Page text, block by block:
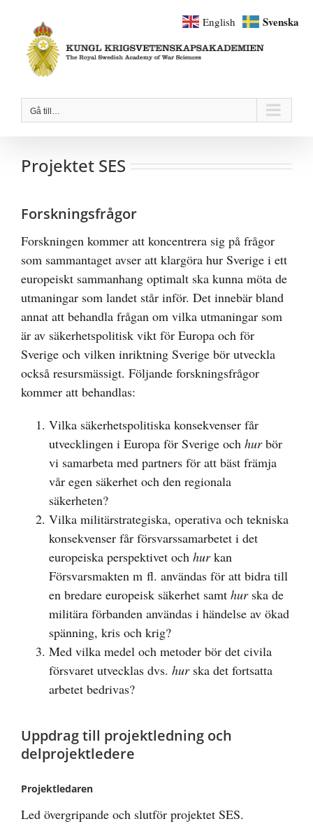
innehållet
Gå till…
Projektet SES
Forskningsfrågor
Forskningen kommer att koncentrera sig på frågor
som sammantaget avser att klargöra hur Sverige i ett
europeiskt sammanhang optimalt ska kunna möta de
utmaningar som landet står inför. Det innebär bland
annat att behandla frågan om vilka utmaningar som
är av säkerhetspolitisk vikt för Europa och för
Sverige och vilken inriktning Sverige bör utveckla
också resursmässigt. Följande forskningsfrågor
kommer att behandlas:
Vilka säkerhetspolitiska konsekvenser får
utvecklingen i Europa för Sverige och hurbör
vi samarbeta med partners för att bäst främja
vår egen säkerhet och den regionala
säkerheten?
Vilka militärstrategiska, operativa och tekniska
konsekvenser får försvarssamarbetet i det
europeiska perspektivet och hurkan
Försvarsmakten m fl. användas för att bidra till
en bredare europeisk säkerhet samt hurska de
militära förbanden användas i händelse av ökad
spänning, kris och krig?
Med vilka medel och metoder bör det civila
försvaret utvecklas dvs. hurska det fortsatta
arbetet bedrivas?
Uppdrag till projektledning och
delprojektledere
Projektledaren
Led övergripande och slutför projektet SES.
English Svenska